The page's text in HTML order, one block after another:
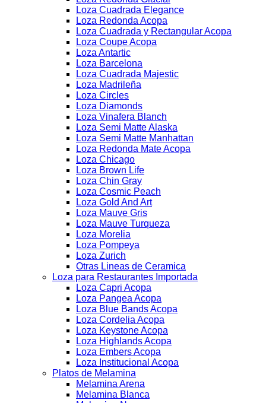
Loza Cuadrada Elegance
Loza Redonda Acopa
Loza Cuadrada y Rectangular Acopa
Loza Coupe Acopa
Loza Antartic
Loza Barcelona
Loza Cuadrada Majestic
Loza Madrileña
Loza Circles
Loza Diamonds
Loza Vinafera Blanch
Loza Semi Matte Alaska
Loza Semi Matte Manhattan
Loza Redonda Mate Acopa
Loza Chicago
Loza Brown Life
Loza Chin Gray
Loza Cosmic Peach
Loza Gold And Art
Loza Mauve Gris
Loza Mauve Turqueza
Loza Morelia
Loza Pompeya
Loza Zurich
Otras Lineas de Ceramica
Loza para Restaurantes Importada
Loza Capri Acopa
Loza Pangea Acopa
Loza Blue Bands Acopa
Loza Cordelia Acopa
Loza Keystone Acopa
Loza Highlands Acopa
Loza Embers Acopa
Loza Institucional Acopa
Platos de Melamina
Melamina Arena
Melamina Blanca